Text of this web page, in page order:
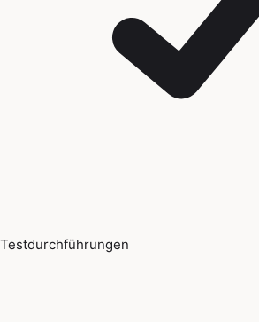
Testdurchführungen